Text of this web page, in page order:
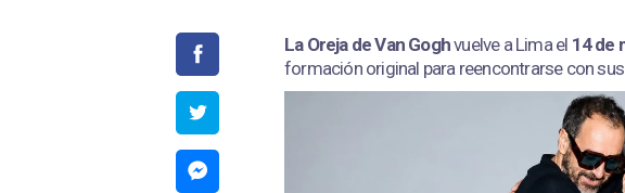
La Oreja de Van Goghvuelve a Lima el 14 de
formación original para reencontrarse con